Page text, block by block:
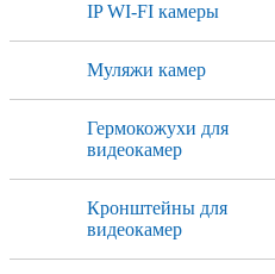
IP WI-FI камеры
Муляжи камер
Гермокожухи для
видеокамер
Кронштейны для
видеокамер